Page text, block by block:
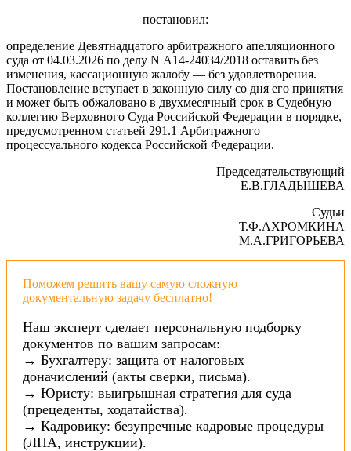
постановил:
определение Девятнадцатого арбитражного апелляционного
суда от 04.03.2026 по делу N А14-24034/2018 оставить без
изменения, кассационную жалобу — без удовлетворения.
Постановление вступает в законную силу со дня его принятия
и может быть обжаловано в двухмесячный срок в Судебную
коллегию Верховного Суда Российской Федерации в порядке,
предусмотренном статьей 291.1 Арбитражного
процессуального кодекса Российской Федерации.
Председательствующий
Е.В.ГЛАДЫШЕВА
Судьи
Т.Ф.АХРОМКИНА
М.А.ГРИГОРЬЕВА
Поможем решить вашу самую сложную
документальную задачу бесплатно!
Наш эксперт сделает персональную подборку
документов по вашим запросам:
→ Бухгалтеру: защита от налоговых
доначислений (акты сверки, письма).
→ Юристу: выигрышная стратегия для суда
(прецеденты, ходатайства).
→ Кадровику: безупречные кадровые процедуры
(ЛНА, инструкции).